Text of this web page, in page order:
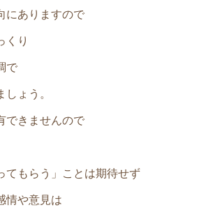
にありますので
くり
で
ょう。
できませんので
てもらう」ことは期待せず
情や意見は